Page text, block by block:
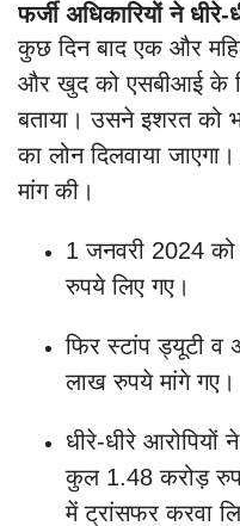
फर्जी अधिकारियों ने
कुछ दिन बाद एक और
और खुद को एसबीआई के
बताया। उसने इशरत को
का लोन दिलवाया
मांग की।
1 जनवरी 2024
रुपये लिए गए।
फिर स्टांप ड्यूटी व
लाख रुपये मांगे गए।
धीरे-धीरे आरोपियों
कुल 1.48 करोड़
में ट्रांसफर करवा